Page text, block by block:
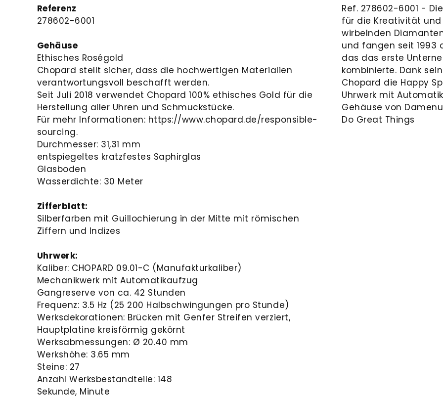
Referenz
278602-6001
Gehäuse
Ethisches Roségold
Chopard stellt sicher, dass die hochwertigen Materialien
verantwortungsvoll beschafft werden.
Seit Juli 2018 verwendet Chopard 100% ethisches Gold für die
Herstellung aller Uhren und Schmuckstücke.
Für mehr Informationen: https://www.chopard.de/responsible-
sourcing.
Durchmesser: 31,31 mm
entspiegeltes kratzfestes Saphirglas
Glasboden
Wasserdichte: 30 Meter
Zifferblatt:
Silberfarben mit Guillochierung in der Mitte mit römischen
Ziffern und Indizes
Uhrwerk:
Kaliber: CHOPARD 09.01-C (Manufakturkaliber)
Mechanikwerk mit Automatikaufzug
Gangreserve von ca. 42 Stunden
Frequenz: 3.5 Hz (25 200 Halbschwingungen pro Stunde)
Werksdekorationen: Brücken mit Genfer Streifen verziert,
Hauptplatine kreisförmig gekörnt
Werksabmessungen: Ø 20.40 mm
Werkshöhe: 3.65 mm
Steine: 27
Anzahl Werksbestandteile: 148
Sekunde, Minute
Ref. 278602-6001 -
für die Kreativität und
wirbelnden
und fangen seit 1993
das das erste
kombinierte. Dank
Chopard die Happy
Uhrwerk mit
Gehäuse von
Do Great Things